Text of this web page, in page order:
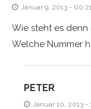
Januar 9, 2013 -
Wie steht es denn
Welche Nummer
PETER
Januar 10, 2013 -